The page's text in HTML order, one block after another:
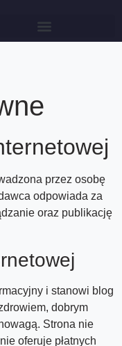
przez osobę
odpowiada za
oraz publikację
i stanowi blog
dobrym
Strona nie
oferuje płatnych